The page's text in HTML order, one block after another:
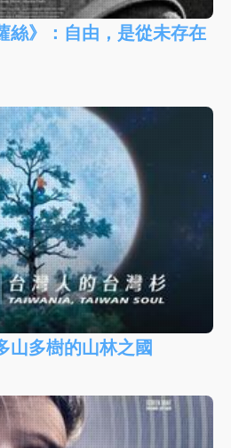
絲》：自由，是從未存在
山多樹的山林之國